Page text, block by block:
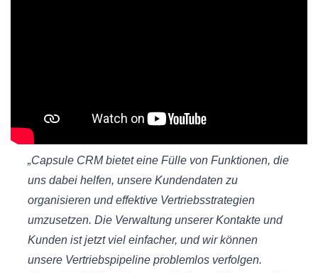
„Capsule CRM bietet eine Fülle von Funktionen, die
uns dabei helfen, unsere Kundendaten zu
organisieren und effektive Vertriebsstrategien
umzusetzen. Die Verwaltung unserer Kontakte und
Kunden ist jetzt viel einfacher, und wir können
unsere Vertriebspipeline problemlos verfolgen.